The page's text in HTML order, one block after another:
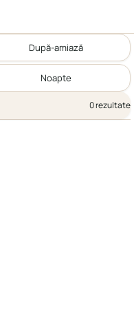
După-amiază
Noapte
0 rezultate